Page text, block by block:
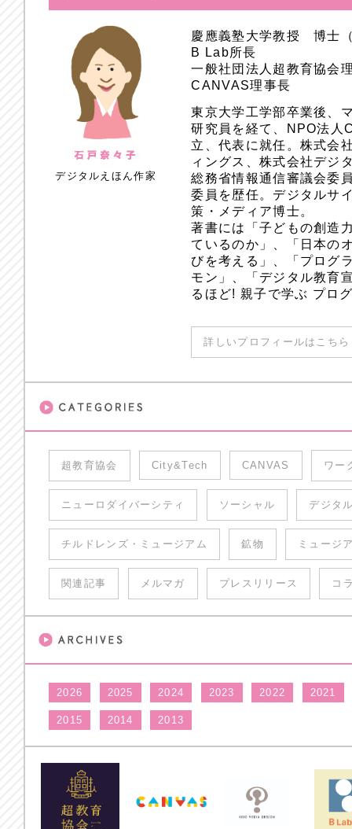
デジタルえほん作家
慶應義塾大学教授 博士
B Lab所長
一般社団法人超教育協会
CANVAS理事長
東京大学工学部卒業後、
研究員を経て、NPO法人
立、代表に就任。株式会
ィングス、株式会社デジ
総務省情報通信審議会委
委員を歴任。デジタルサ
策・メディア博士。
著書には「子どもの創造
ているのか」、「日本の
びを考える」、「プログ
モン」、「デジタル教育
るほど! 親子で学ぶ プロ
詳しいプロフィールはこち
超教育協会 City&Tech CANVAS ワー
ニューロダイバーシティ ソーシャル デジタ
チルドレンズ・ミュージアム 鉱物 ミュージ
関連記事 メルマガ プレスリリース コ
2026 2025 2024 2023 2022 2021
2015 2014 2013